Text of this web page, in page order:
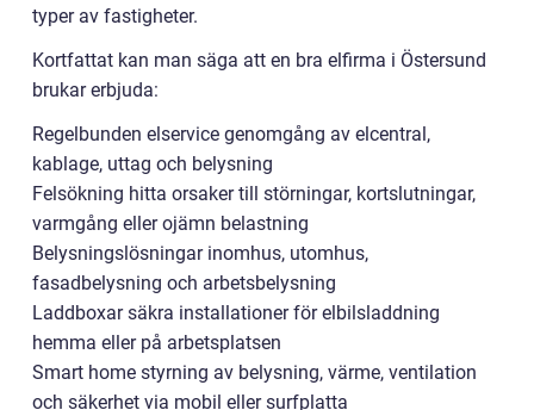
typer av fastigheter.
Kortfattat kan man säga att en bra elfirma i Östersund
brukar erbjuda:
Regelbunden elservice genomgång av elcentral,
kablage, uttag och belysning
Felsökning hitta orsaker till störningar, kortslutningar,
varmgång eller ojämn belastning
Belysningslösningar inomhus, utomhus,
fasadbelysning och arbetsbelysning
Laddboxar säkra installationer för elbilsladdning
hemma eller på arbetsplatsen
Smart home styrning av belysning, värme, ventilation
och säkerhet via mobil eller surfplatta